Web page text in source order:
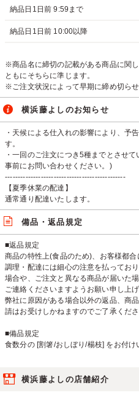
納品日1日前 9:59まで
納品日1日前 10:00以降
※商品名に締切の記載がある商品に関
ともにそちらに準じます。
※ご注文状況によって早期に締め切らせ
横浜藤よしのお知らせ
・天候による仕入れの影響により、予
す。
・一回のご注文につき5種までとさせ
事前にお問い合わせください。)
-----------------------------------------------
【夏季休業の配達】
通常通り配達いたします。
備品・返品規定
■返品規定
商品の特性上(食品のため)、お客様都合
調理・配達には細心の注意を払ってお
場合や、ご注文と異なる商品が届いた
ご連絡くださいますようお願い申し上げ
弊社に原因がある場合以外の返品、商
請はお受けしかねますのでご了承くださ
■備品規定
食数分の [割箸/おしぼり/楊枝] をお付け
横浜藤よしの店舗紹介